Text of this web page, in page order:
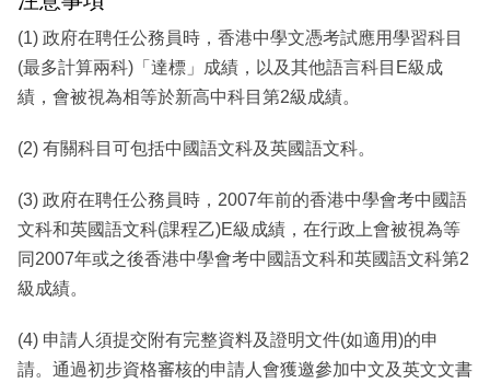
(1) 政府在聘任公務員時，香港中學文憑考試應用學習科目
(最多計算兩科)「達標」成績，以及其他語言科目E級成
績，會被視為相等於新高中科目第2級成績。
(2) 有關科目可包括中國語文科及英國語文科。
(3) 政府在聘任公務員時，2007年前的香港中學會考中國語
文科和英國語文科(課程乙)E級成績，在行政上會被視為等
同2007年或之後香港中學會考中國語文科和英國語文科第2
級成績。
(4) 申請人須提交附有完整資料及證明文件(如適用)的申
請。通過初步資格審核的申請人會獲邀參加中文及英文文書